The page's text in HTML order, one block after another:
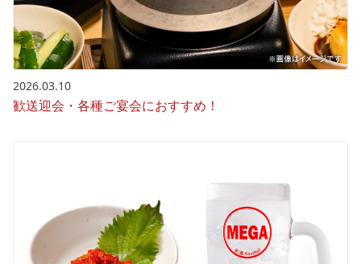
2026.03.10
歓送迎会・各種ご宴会におすすめ！